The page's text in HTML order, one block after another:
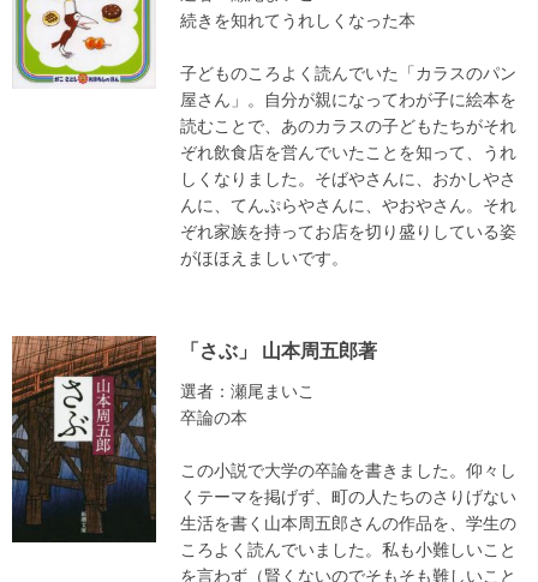
続きを知れてうれしくなった本
子どものころよく読んでいた「カラスのパン
屋さん」。自分が親になってわが子に絵本を
読むことで、あのカラスの子どもたちがそれ
ぞれ飲食店を営んでいたことを知って、うれ
しくなりました。そばやさんに、おかしやさ
んに、てんぷらやさんに、やおやさん。それ
ぞれ家族を持ってお店を切り盛りしている姿
がほほえましいです。
「さぶ」 山本周五郎著
選者：瀬尾まいこ
卒論の本
この小説で大学の卒論を書きました。仰々し
くテーマを掲げず、町の人たちのさりげない
生活を書く山本周五郎さんの作品を、学生の
ころよく読んでいました。私も小難しいこと
を言わず（賢くないのでそもそも難しいこと